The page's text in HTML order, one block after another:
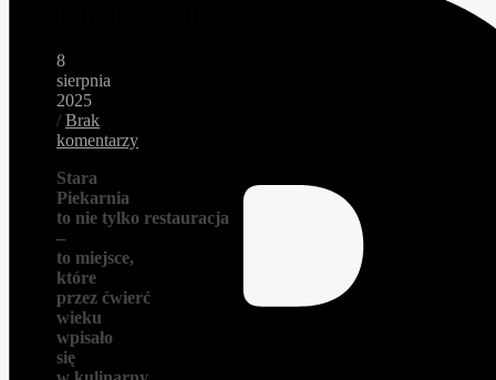
8
sierpnia
2025
/ Brak
komentarzy
Stara
Piekarnia
to nie tylko restauracja
–
to miejsce,
które
przez ćwierć
wieku
wpisało
się